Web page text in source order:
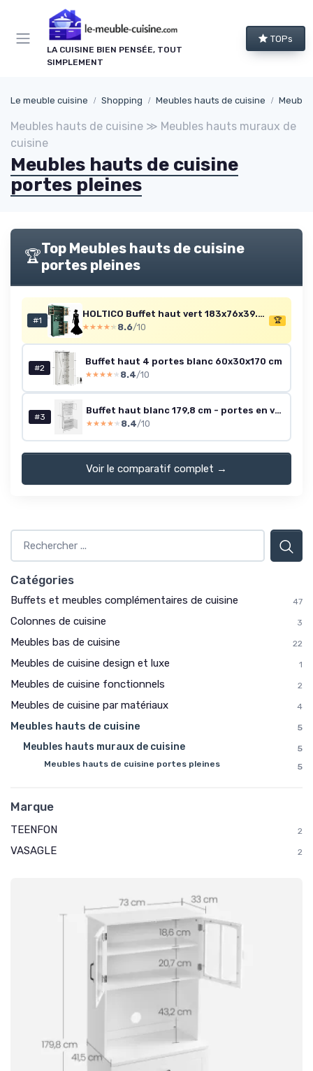
LA CUISINE BIEN PENSÉE, TOUT
SIMPLEMENT
TOPs
Le meuble cuisine Shopping Meubles hauts de cuisine
Meubles hauts de cuisine ≫ Meubles hauts muraux de
cuisine
Meubles hauts de cuisine
portes pleines
🏆Top Meubles hauts de cuisine
portes pleines
#1
HOLTICO Buffet haut vert 183x76x39.5 cm (étagères ouvertes et portes)
★★★★★
★★★★★ 8.6/10
🏆
#2
Buffet haut 4 portes blanc 60x30x170 cm
★★★★★
★★★★★ 8.4/10
#3
Buffet haut blanc 179,8 cm - portes en verre
★★★★★
★★★★★ 8.4/10
Voir le comparatif complet →
Catégories
Buffets et meubles complémentaires de cuisine 47
Colonnes de cuisine 3
Meubles bas de cuisine 22
Meubles de cuisine design et luxe 1
Meubles de cuisine fonctionnels 2
Meubles de cuisine par matériaux 4
Meubles hauts de cuisine 5
Meubles hauts muraux de cuisine
5
Meubles hauts de cuisine portes pleines
5
Marque
TEENFON 2
VASAGLE 2
Panneau de gestion des cookies